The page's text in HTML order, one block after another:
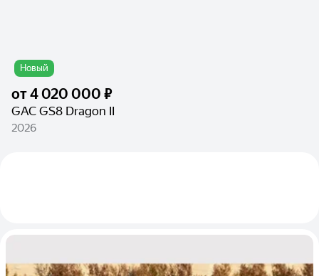
Новый
от4 020 000 ₽
GAC GS8 Dragon II
2026